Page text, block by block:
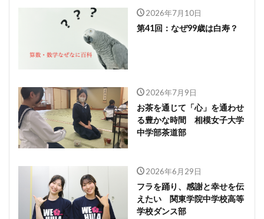
2026年7月10日
第41回：なぜ99歳は白寿？
2026年7月9日
お茶を通じて「心」を通わせ
る豊かな時間 相模女子大学
中学部茶道部
2026年6月29日
フラを踊り、感謝と幸せを伝
えたい 関東学院中学校高等
学校ダンス部